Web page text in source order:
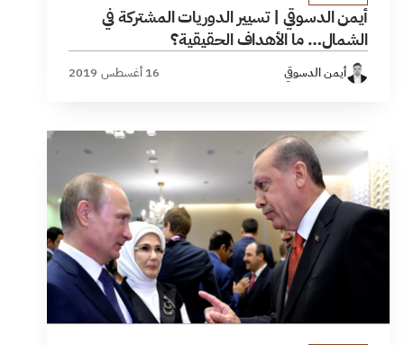
أيمن الدسوقي | تسيير الدوريات المشتركة في
الشمال… ما الأهداف الحقيقية؟
أيمن الدسوقي 16 أغسطس 2019